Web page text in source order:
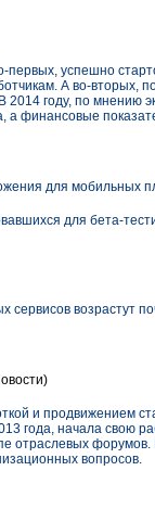
успешно
А во-вторых,
году, по мнению
а финансовые
для мобильных
для бета-
возрастут
и продвижением
года, начала свою
отраслевых
вопросов.